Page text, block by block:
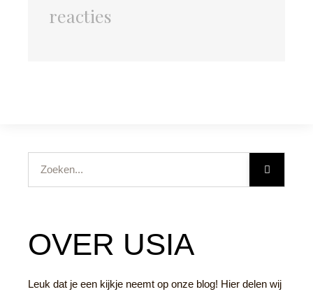
reacties
OVER USIA
Leuk dat je een kijkje neemt op onze blog! Hier delen wij